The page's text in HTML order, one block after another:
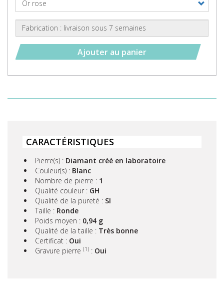
Ajouter au panier
CARACTÉRISTIQUES
Pierre(s) : Diamant créé en laboratoire
Couleur(s) : Blanc
Nombre de pierre : 1
Qualité couleur : GH
Qualité de la pureté : SI
Taille : Ronde
Poids moyen : 0,94 g
Qualité de la taille : Très bonne
Certificat : Oui
Gravure pierre (1) : Oui